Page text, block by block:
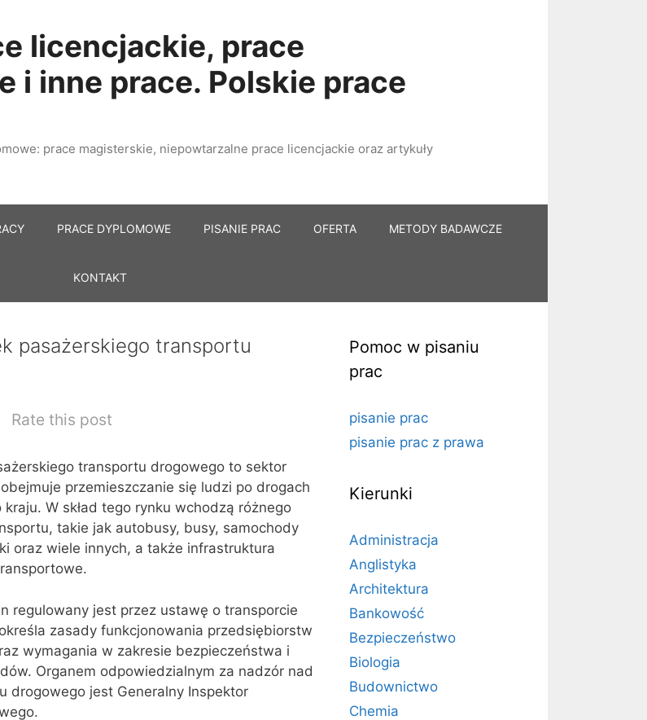
licencjackie, prace
i inne prace. Polskie prace
prace magisterskie, niepowtarzalne prace licencjackie oraz artykuły
PRACE DYPLOMOWE PISANIE PRAC OFERTA METODY BADAWCZE
KONTAKT
pasażerskiego transportu
Rate this post
transportu drogowego to sektor
przemieszczanie się ludzi po drogach
W skład tego rynku wchodzą różnego
takie jak autobusy, busy, samochody
oraz wiele innych, a także infrastruktura
regulowany jest przez ustawę o transporcie
zasady funkcjonowania przedsiębiorstw
wymagania w zakresie bezpieczeństwa i
Organem odpowiedzialnym za nadzór nad
drogowego jest Generalny Inspektor
Pomoc w pisaniu
prac
pisanie prac
pisanie prac z prawa
Kierunki
Administracja
Anglistyka
Architektura
Bankowość
Bezpieczeństwo
Biologia
Budownictwo
Chemia